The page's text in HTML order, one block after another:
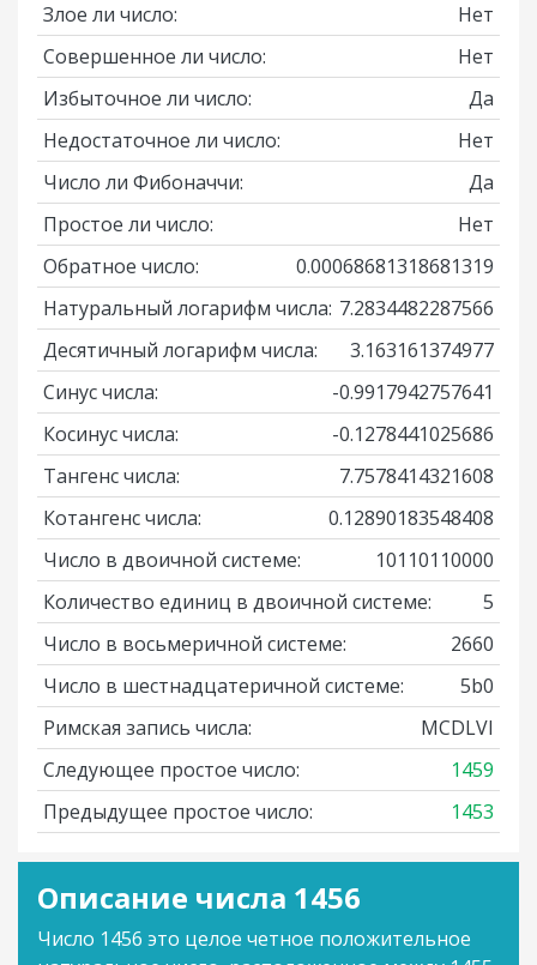
Злое ли число:
Нет
Совершенное ли число:
Нет
Избыточное ли число:
Да
Недостаточное ли число:
Нет
Число ли Фибоначчи:
Да
Простое ли число:
Нет
Обратное число:
0.00068681318681319
Натуральный логарифм числа: 7.2834482287566
Десятичный логарифм числа:
3.163161374977
Синус числа:
-0.9917942757641
Косинус числа:
-0.1278441025686
Тангенс числа:
7.7578414321608
Котангенс числа:
0.12890183548408
Число в двоичной системе:
10110110000
Количество единиц в двоичной системе:
5
Число в восьмеричной системе:
2660
Число в шестнадцатеричной системе:
5b0
Римская запись числа:
MCDLVI
Следующее простое число:
1459
Предыдущее простое число:
1453
Описание числа 1456
Число 1456 это целое четное положительное